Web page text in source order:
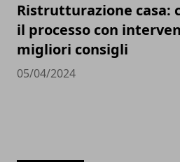
Ristrutturazione casa:
il processo con
migliori consigli
05/04/2024